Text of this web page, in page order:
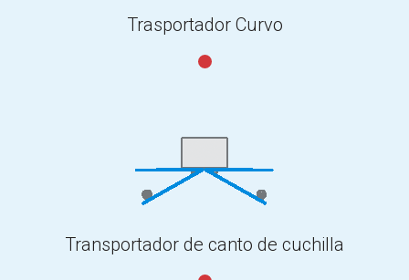
Trasportador Curvo
Transportador de canto de cuchilla